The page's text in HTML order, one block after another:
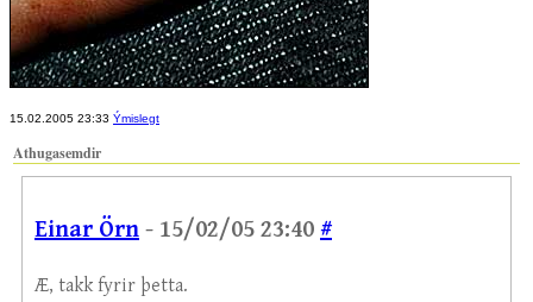
15.02.2005 23:33 Ýmislegt
Athugasemdir
Einar Örn - 15/02/05 23:40 #
Æ, takk fyrir þetta.